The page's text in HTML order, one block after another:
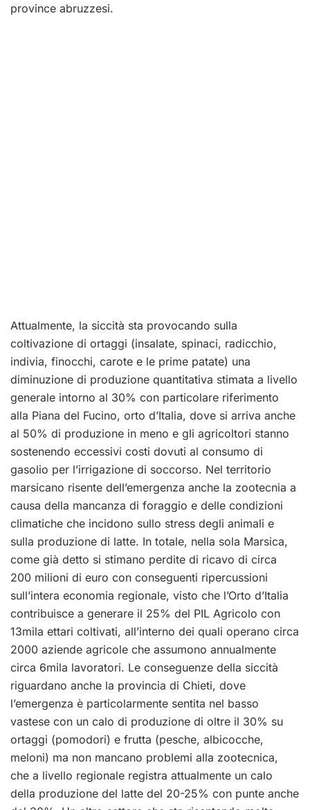
province abruzzesi.
Attualmente, la siccità sta provocando sulla
coltivazione di ortaggi (insalate, spinaci, radicchio,
indivia, finocchi, carote e le prime patate) una
diminuzione di produzione quantitativa stimata a livello
generale intorno al 30% con particolare riferimento
alla Piana del Fucino, orto d’Italia, dove si arriva anche
al 50% di produzione in meno e gli agricoltori stanno
sostenendo eccessivi costi dovuti al consumo di
gasolio per l’irrigazione di soccorso. Nel territorio
marsicano risente dell’emergenza anche la zootecnia a
causa della mancanza di foraggio e delle condizioni
climatiche che incidono sullo stress degli animali e
sulla produzione di latte. In totale, nella sola Marsica,
come già detto si stimano perdite di ricavo di circa
200 milioni di euro con conseguenti ripercussioni
sull’intera economia regionale, visto che l’Orto d’Italia
contribuisce a generare il 25% del PIL Agricolo con
13mila ettari coltivati, all’interno dei quali operano circa
2000 aziende agricole che assumono annualmente
circa 6mila lavoratori. Le conseguenze della siccità
riguardano anche la provincia di Chieti, dove
l’emergenza è particolarmente sentita nel basso
vastese con un calo di produzione di oltre il 30% su
ortaggi (pomodori) e frutta (pesche, albicocche,
meloni) ma non mancano problemi alla zootecnica,
che a livello regionale registra attualmente un calo
della produzione del latte del 20-25% con punte anche